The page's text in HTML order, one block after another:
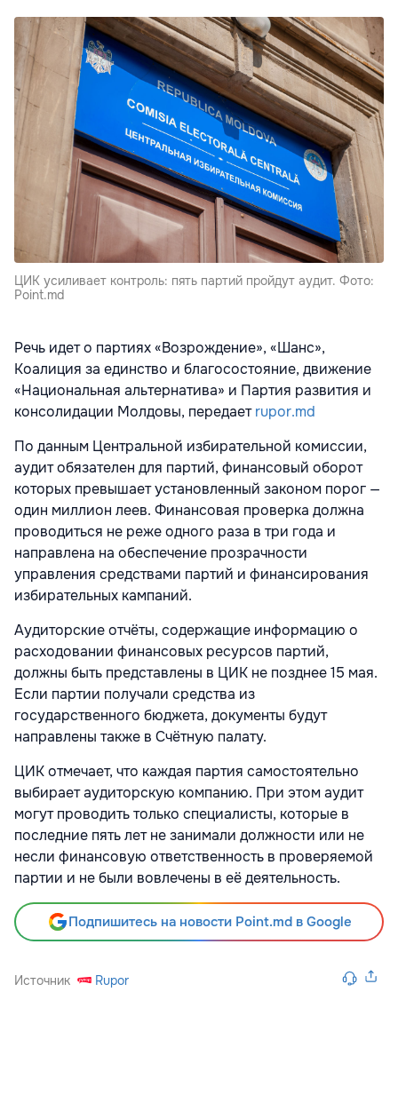
ЦИК усиливает контроль: пять партий пройдут аудит. Фото:
Point.md
Речь идет о партиях «Возрождение», «Шанс»,
Коалиция за единство и благосостояние, движение
«Национальная альтернатива» и Партия развития и
консолидации Молдовы, передаетrupor.md
По данным Центральной избирательной комиссии,
аудит обязателен для партий, финансовый оборот
которых превышает установленный законом порог —
один миллион леев. Финансовая проверка должна
проводиться не реже одного раза в три года и
направлена на обеспечение прозрачности
управления средствами партий и финансирования
избирательных кампаний.
Аудиторские отчёты, содержащие информацию о
расходовании финансовых ресурсов партий,
должны быть представлены в ЦИК не позднее 15 мая.
Если партии получали средства из
государственного бюджета, документы будут
направлены также в Счётную палату.
ЦИК отмечает, что каждая партия самостоятельно
выбирает аудиторскую компанию. При этом аудит
могут проводить только специалисты, которые в
последние пять лет не занимали должности или не
несли финансовую ответственность в проверяемой
партии и не были вовлечены в её деятельность.
Подпишитесь на новости Point.md в Google
Источник Rupor